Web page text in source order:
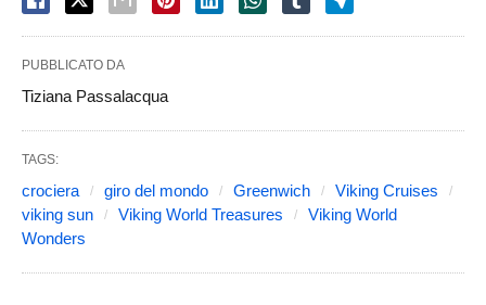
PUBBLICATO DA
Tiziana Passalacqua
TAGS:
crociera giro del mondo Greenwich
Viking Cruises
viking sun
Viking World Treasures
Viking World
Wonders